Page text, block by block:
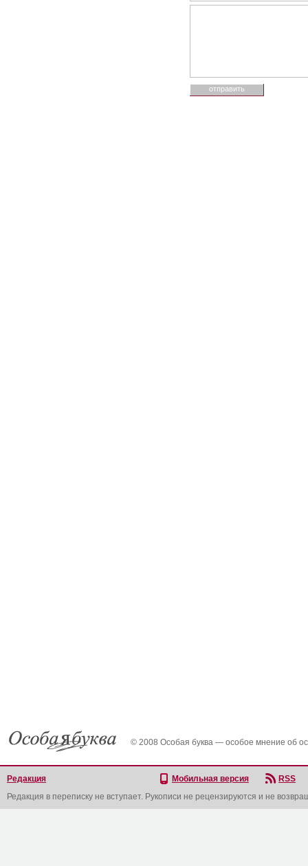
© 2008 Особая буква — особое мнение об
Редакция Мобильная версия
RSS
Редакция в переписку не вступает. Рукописи не рецензируются и не